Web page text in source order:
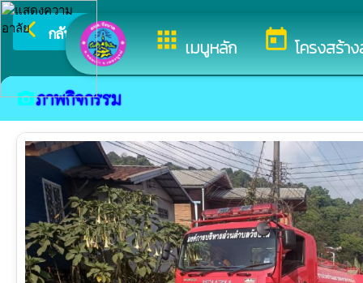
apps เมนูหลัก todayโครงสร้า
arrow_back_ios กลับเมนูหลัก ยินดีต้อนรับสู่เว็บไซต์ข
camera_altภาพกิจกรรม